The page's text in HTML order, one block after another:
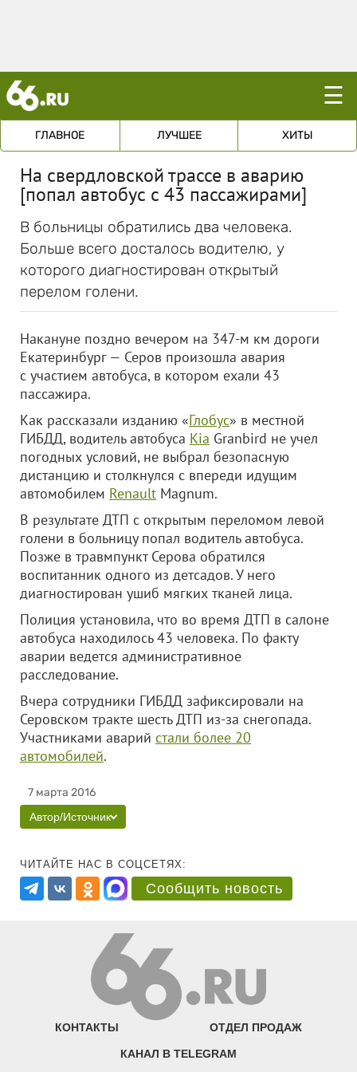
☰
ГЛАВНОЕ ЛУЧШЕЕ ХИТЫ
На свердловской трассе в аварию
[попал автобус с 43 пассажирами]
В больницы обратились два человека.
Больше всего досталось водителю, у
которого диагностирован открытый
перелом голени.
Накануне поздно вечером на 347-м км дороги
Екатеринбург — Серов произошла авария
с участием автобуса, в котором ехали 43
пассажира.
Как рассказали изданию «Глобус» в местной
ГИБДД, водитель автобуса Kia Granbird не учел
погодных условий, не выбрал безопасную
дистанцию и столкнулся с впереди идущим
автомобилем Renault Magnum.
В результате ДТП с открытым переломом левой
голени в больницу попал водитель автобуса.
Позже в травмпункт Серова обратился
воспитанник одного из детсадов. У него
диагностирован ушиб мягких тканей лица.
Полиция установила, что во время ДТП в салоне
автобуса находилось 43 человека. По факту
аварии ведется административное
расследование.
Вчера сотрудники ГИБДД зафиксировали на
Серовском тракте шесть ДТП из-за снегопада.
Участниками аварий стали более 20
автомобилей.
7 марта 2016
Автор/Источник
ЧИТАЙТЕ НАС В СОЦСЕТЯХ:
Сообщить новость
КОНТАКТЫ ОТДЕЛ ПРОДАЖ
КАНАЛ В TELEGRAM